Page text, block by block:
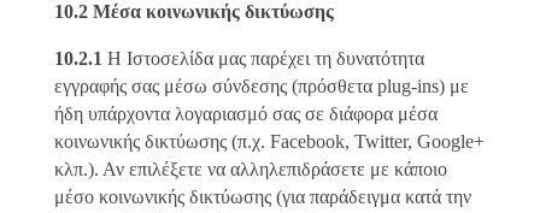
10.2 Μέσα κοινωνικής δικτύωσης
10.2.1 Η Ιστοσελίδα μας παρέχει τη δυνατότητα
εγγραφής σας μέσω σύνδεσης (πρόσθετα plug-ins) με
ήδη υπάρχοντα λογαριασμό σας σε διάφορα μέσα
κοινωνικής δικτύωσης (π.χ. Facebook, Twitter, Google+
κλπ.). Αν επιλέξετε να αλληλεπιδράσετε με κάποιο
μέσο κοινωνικής δικτύωσης (για παράδειγμα κατά την